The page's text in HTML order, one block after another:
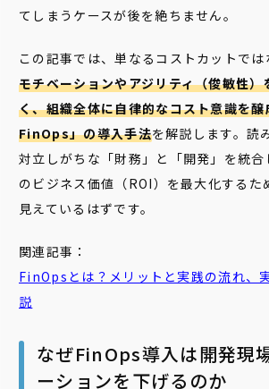
てしまうケースが後を絶ちません。
この記事では、単なるコストカットでは
モチベーションやアジリティ（俊敏性）
く、組織全体に自律的なコスト意識を
FinOps」の導入手法を解説します。読
対立しがちな「財務」と「開発」を統
のビジネス価値（ROI）を最大化するた
見えているはずです。
関連記事：
FinOpsとは？メリットと実践の流れ、
説
なぜFinOps導入は開発現
ーションを下げるのか